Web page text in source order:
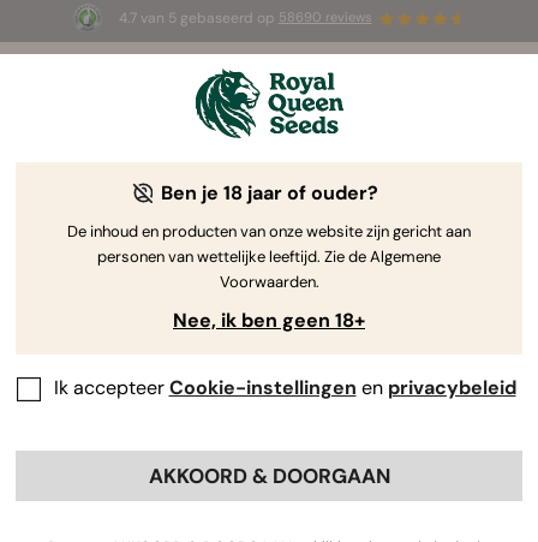
4.7 van 5 gebaseerd op 58690 reviews
3 White Widow Auto zaadjesGRATIS voor de
The RQS Blog
Cannabis Lifestyle Blogs
Ben je 18 jaar of ouder?
De inhoud en producten van onze website zijn gericht aan
personen van wettelijke leeftijd. Zie de Algemene
Voorwaarden.
Nee, ik ben geen 18+
Ik accepteerCookie-instellingen en privacybeleid
AKKOORD & DOORGAAN